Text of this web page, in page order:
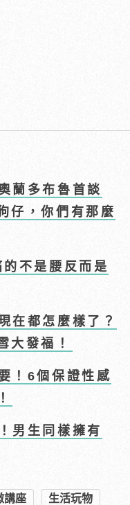
蘭多布魯首談
仔，你們有那麼
不是腰反而是
在都怎麼樣了？
大發福！
！6個保證性感
男生同樣擁有
講座 生活玩物